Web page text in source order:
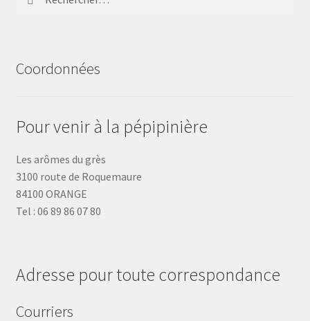
Coordonnées
Pour venir à la pépipinière
Les arômes du grès
3100 route de Roquemaure
84100 ORANGE
Tel : 06 89 86 07 80
Adresse pour toute correspondance
Courriers